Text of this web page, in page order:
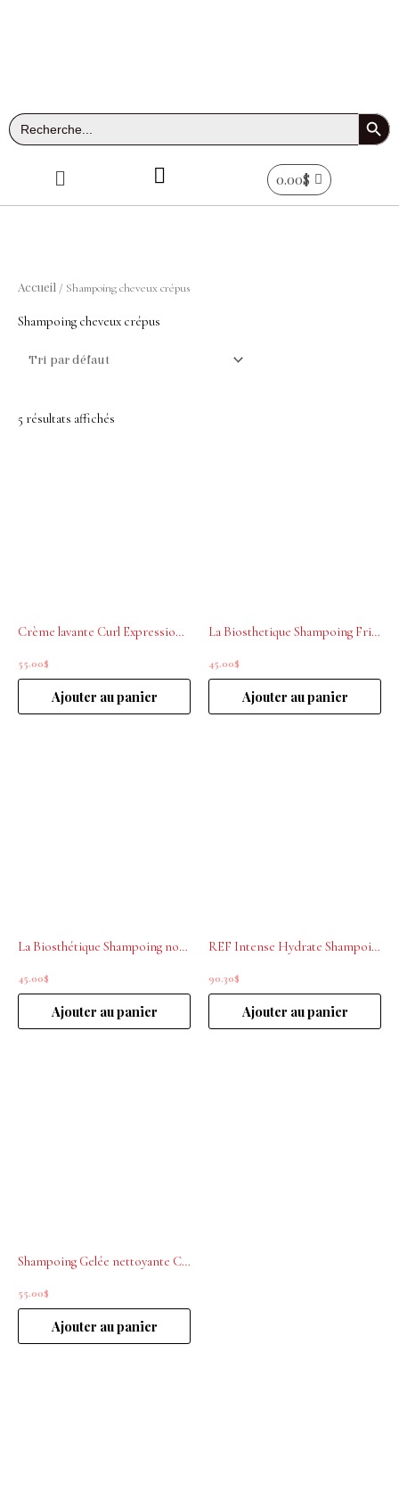
Search
for:
Search Button
Menu 0.00$
Accueil / Shampoing cheveux crépus
Shampoing cheveux crépus
5 résultats affichés
Crème lavante Curl Expression 500ml L’ORÉAL PROFESSIONNEL
55.00$
Ajouter au panier
La Biosthetique Shampoing Frizz Control 250ml
45.00$
Ajouter au panier
La Biosthétique Shampoing nourrissant Structure Repair 250ml
45.00$
Ajouter au panier
REF Intense Hydrate Shampoing 1000mL
90.30$
Ajouter au panier
Shampoing Gelée nettoyante Curl Expression 16,9 oz L’ORÉAL PROFESSIONNEL
55.00$
Ajouter au panier